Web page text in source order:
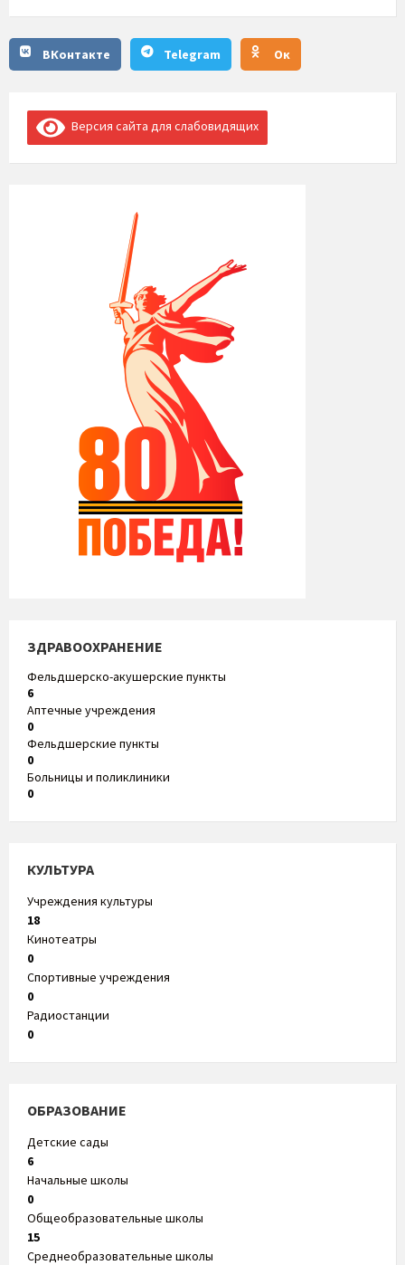
ВКонтакте Telegram Ок
Версия сайта для слабовидящих
ЗДРАВООХРАНЕНИЕ
Фельдшерско-акушерские пункты
6
Аптечные учреждения
0
Фельдшерские пункты
0
Больницы и поликлиники
0
КУЛЬТУРА
Учреждения культуры
18
Кинотеатры
0
Спортивные учреждения
0
Радиостанции
0
ОБРАЗОВАНИЕ
Детские сады
6
Начальные школы
0
Общеобразовательные школы
15
Среднеобразовательные школы